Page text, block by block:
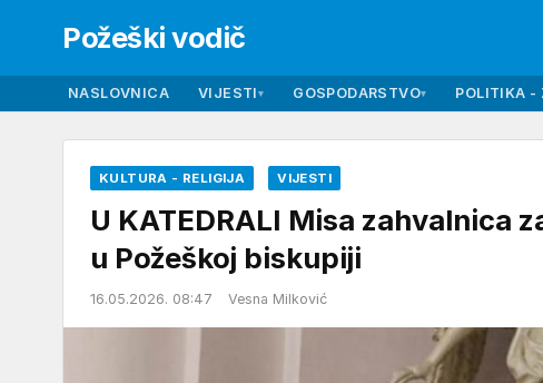
Požeški vodič
NASLOVNICA VIJESTI▾ GOSPODARSTVO▾ POLITIKA -
KULTURA - RELIGIJA VIJESTI
U KATEDRALI Misa zahvalnica
u Požeškoj biskupiji
16.05.2026. 08:47 Vesna Milković